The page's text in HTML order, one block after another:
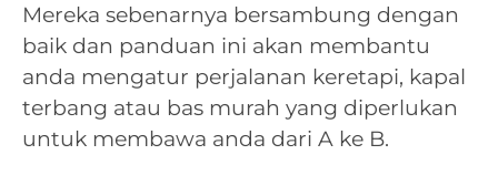
Mereka sebenarnya bersambung dengan
baik dan panduan ini akan membantu
anda mengatur perjalanan keretapi, kapal
terbang atau bas murah yang diperlukan
untuk membawa anda dari A ke B.